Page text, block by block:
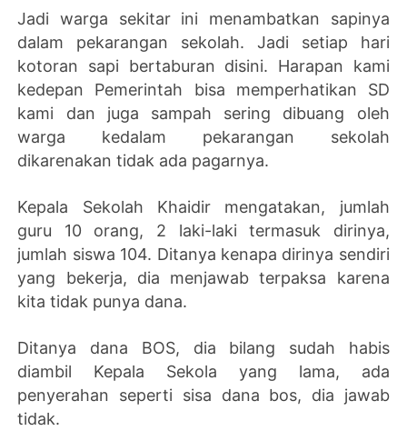
Jadi warga sekitar ini menambatkan sapinya
dalam pekarangan sekolah. Jadi setiap hari
kotoran sapi bertaburan disini. Harapan kami
kedepan Pemerintah bisa memperhatikan SD
kami dan juga sampah sering dibuang oleh
warga kedalam pekarangan sekolah
dikarenakan tidak ada pagarnya.
Kepala Sekolah Khaidir mengatakan, jumlah
guru 10 orang, 2 laki-laki termasuk dirinya,
jumlah siswa 104. Ditanya kenapa dirinya sendiri
yang bekerja, dia menjawab terpaksa karena
kita tidak punya dana.
Ditanya dana BOS, dia bilang sudah habis
diambil Kepala Sekola yang lama, ada
penyerahan seperti sisa dana bos, dia jawab
tidak.